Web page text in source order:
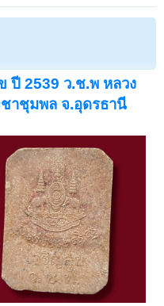
ปี 2539 ว.ช.พ หลวง
าชุมพล จ.อุดรธานี